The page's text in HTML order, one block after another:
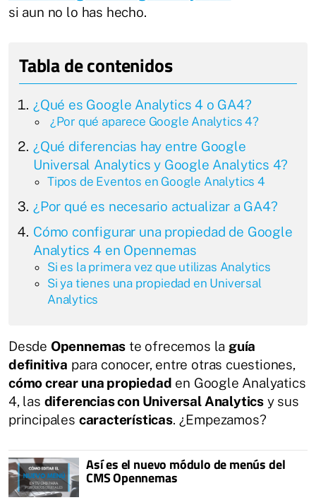
si aun no lo has hecho.
¿Qué es Google Analytics 4 o GA4?
¿Por qué aparece Google Analytics 4?
¿Qué diferencias hay entre Google
Universal Analytics y Google Analytics 4?
Tipos de Eventos en Google Analytics 4
¿Por qué es necesario actualizar a GA4?
Cómo configurar una propiedad de Google
Analytics 4 en Opennemas
Si es la primera vez que utilizas Analytics
Si ya tienes una propiedad en Universal
Analytics
Desde Opennemas te ofrecemos la guía
definitiva para conocer, entre otras cuestiones,
cómo crear una propiedad en Google Analyatics
4, las diferencias con Universal Analytics y sus
principales características. ¿Empezamos?
Así es el nuevo módulo de menús del
CMS Opennemas